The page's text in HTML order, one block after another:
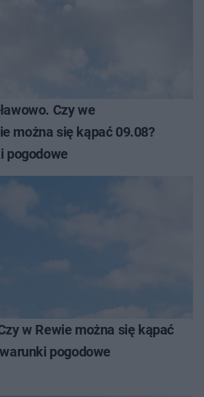
Czy we
można się kąpać 09.08?
pogodowe
w Rewie można się kąpać
pogodowe